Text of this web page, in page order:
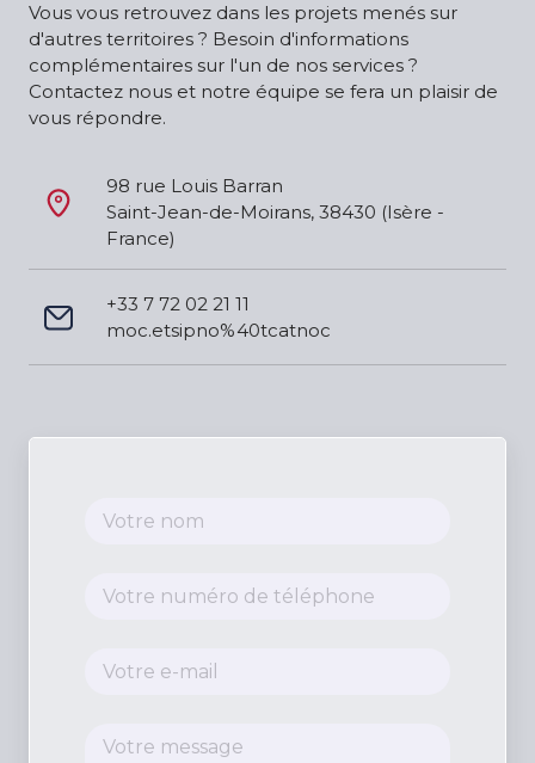
Vous vous retrouvez dans les projets menés sur
d'autres territoires ? Besoin d'informations
complémentaires sur l'un de nos services ?
Contactez nous et notre équipe se fera un plaisir de
vous répondre.
98 rue Louis Barran
Saint-Jean-de-Moirans, 38430 (Isère -
France)
+33 7 72 02 21 11
moc.etsipno%40tcatnoc